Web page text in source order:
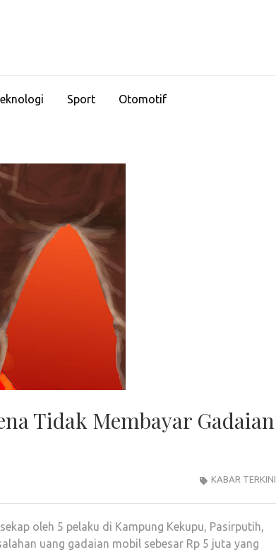
Sport Otomotif
Tidak Membayar Gadaian
KABAR TERKINI
oleh 5 pelaku di Kampung Kekupu, Pasirputih,
uang gadaian mobil sebesar Rp 5 juta yang